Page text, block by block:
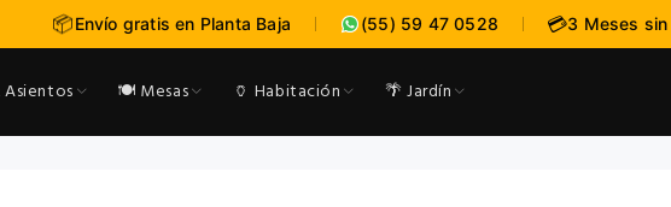
expira en -- : -- :
📦Envío gratis en Planta Baja (55) 59 47 0528 💳3 Meses
🍽️ Mesas 🏺 Habitación 🌴 Jardín